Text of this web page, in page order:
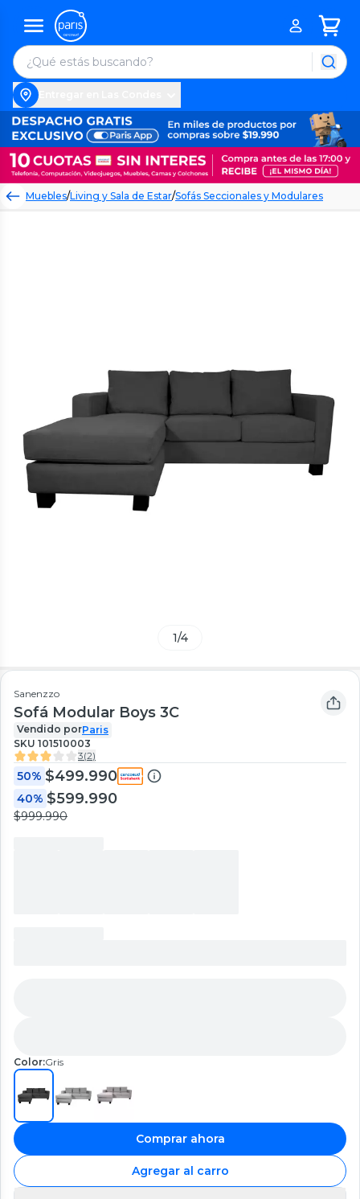
Muebles/Living y Sala de Estar/Sofás Seccionales y Modulares
1/4
Sanenzzo
Sofá Modular Boys 3C
Vendido porParis
SKU 101510003
3(2)
50% $499.990
40% $599.990
$999.990
Color:Gris
Comprar ahora
Agregar al carro